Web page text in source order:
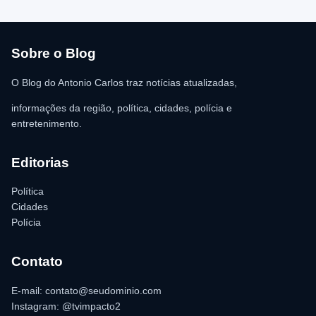
para as providências legais.
Sobre o Blog
O Blog do Antonio Carlos traz notícias atualizadas,
informações da região, política, cidades, polícia e
entretenimento.
Editorias
Política
Cidades
Polícia
Contato
E-mail: contato@seudominio.com
Instagram: @tvimpacto2